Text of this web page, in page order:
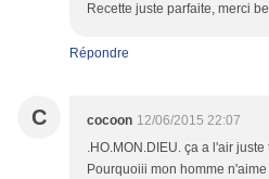
Recette juste parfaite, merci
Répondre
C cocoon 12/06/2015 22:07
.HO.MON.DIEU. ça a l'air
Pourquoiii mon homme